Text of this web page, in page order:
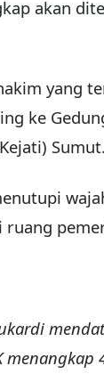
akan
yang
ke
Sumut.
menangkap